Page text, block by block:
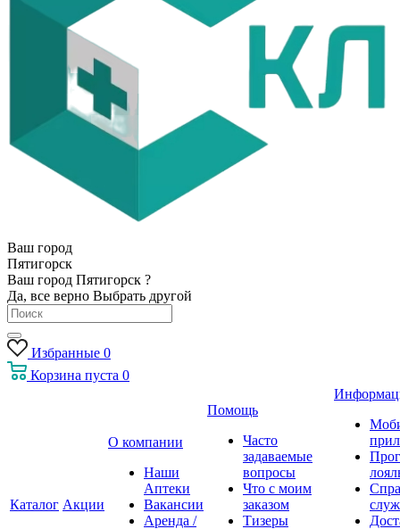
Ваш город
Пятигорск
Ваш город Пятигорск ?
Да, все верно Выбрать другой
Избранные 0
Корзина пуста 0
Каталог Акции
О компании
Наши
Аптеки
Вакансии
Аренда /
Помощь
Часто
задаваемые
вопросы
Что с моим
заказом
Тизеры